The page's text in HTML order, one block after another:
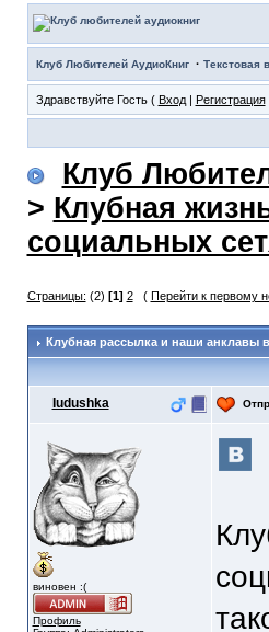
Клуб Любителей АудиоКниг· Текстовая
Здравствуйте Гость ( Вход| Регистрация
Клуб
> Клубная
социальных
Страницы: (2) [1] 2( Перейти к первому
Клубная рассылка и наши анклавы
Iudushka
виновен :(
Профиль